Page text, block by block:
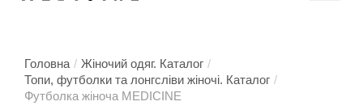
Головна / Жіночий одяг. Каталог /
Топи, футболки та лонгсліви жіночі. Каталог /
Футболка жіноча MEDICINE